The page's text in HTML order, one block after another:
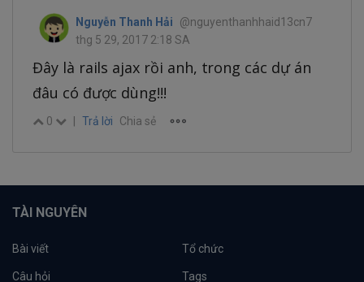
Nguyễn Thanh Hải
@nguyenthanhhaid13cn7
thg 5 29, 2017 2:18 SA
Đây là rails ajax rồi anh, trong các dự án
đâu có được dùng!!!
0 Trả lời Chia sẻ
TÀI NGUYÊN
Bài viết Tổ chức
Câu hỏi Tags